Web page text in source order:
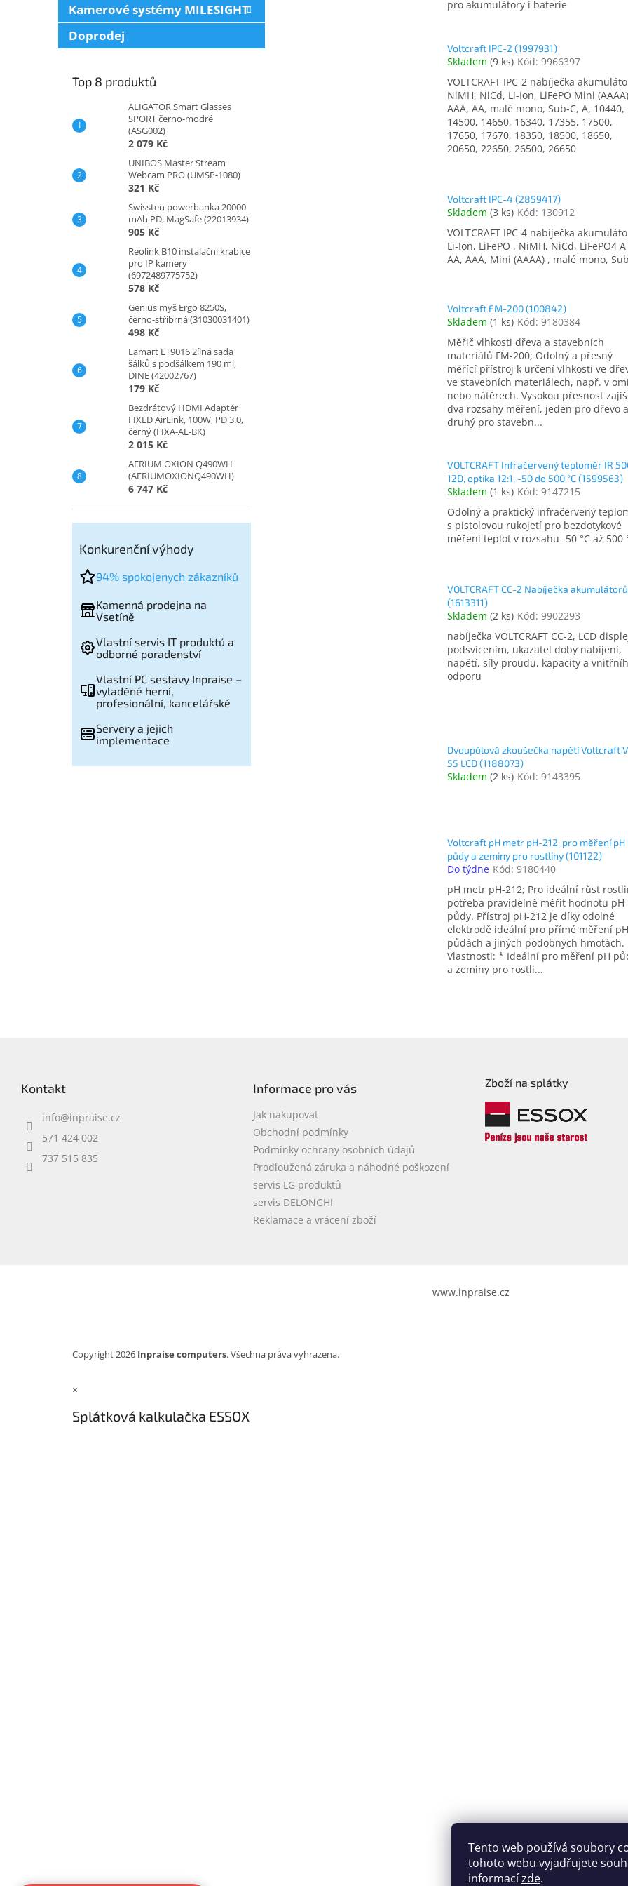
Tento web používá soubory
tohoto webu vyjadřujete
informacízde.
Kamerové systémy MILESIGHT
Doprodej
Top 8 produktů
ALIGATOR Smart Glasses
SPORT černo-modré
(ASG002)
2 079 Kč
UNIBOS Master Stream
Webcam PRO (UMSP-1080)
321 Kč
Swissten powerbanka 20000
mAh PD, MagSafe (22013934)
905 Kč
Reolink B10 instalační krabice
pro IP kamery
(6972489775752)
578 Kč
Genius myš Ergo 8250S,
černo-stříbrná (31030031401)
498 Kč
Lamart LT9016 2ílná sada
šálků s podšálkem 190 ml,
DINE (42002767)
179 Kč
Bezdrátový HDMI Adaptér
FIXED AirLink, 100W, PD 3.0,
černý (FIXA-AL-BK)
2 015 Kč
AERIUM OXION Q490WH
(AERIUMOXIONQ490WH)
6 747 Kč
Konkurenční výhody
94% spokojenych zákazníků
Kamenná prodejna na
Vsetíně
Vlastní servis IT produktů a
odborné poradenství
Vlastní PC sestavy Inpraise –
vyladěné herní,
profesionální, kancelářské
Servery a jejich
implementace
pro akumulátory i baterie
Voltcraft IPC-2 (1997931)
Skladem (9 ks) Kód: 9966397
VOLTCRAFT IPC-2 nabíječka
NiMH, NiCd, Li-Ion, LiFePO Mini
AAA, AA, malé mono, Sub-C, A, 10440,
14500, 14650, 16340, 17355, 17500,
17650, 17670, 18350, 18500, 18650,
20650, 22650, 26500, 26650
Voltcraft IPC-4 (2859417)
Skladem (3 ks) Kód: 130912
VOLTCRAFT IPC-4 nabíječka
Li-Ion, LiFePO , NiMH, NiCd, LiFePO4
AA, AAA, Mini (AAAA) , malé mono,
Voltcraft FM-200 (100842)
Skladem (1 ks) Kód: 9180384
Měřič vlhkosti dřeva a stavebních
materiálů FM-200; Odolný a přesný
měřící přístroj k určení vlhkosti ve
ve stavebních materiálech, např. v
nebo nátěrech. Vysokou přesnost
dva rozsahy měření, jeden pro dřevo a
druhý pro stavebn...
VOLTCRAFT Infračervený teploměr IR
12D, optika 12:1, -50 do 500 °C (1599563)
Skladem (1 ks) Kód: 9147215
Odolný a praktický infračervený
s pistolovou rukojetí pro bezdotykové
měření teplot v rozsahu -50 °C až 500
VOLTCRAFT CC-2 Nabíječka akumulátorů
(1613311)
Skladem (2 ks) Kód: 9902293
nabíječka VOLTCRAFT CC-2, LCD
podsvícením, ukazatel doby nabíjení,
napětí, síly proudu, kapacity a
odporu
Dvoupólová zkoušečka napětí Voltcraft
55 LCD (1188073)
Skladem (2 ks) Kód: 9143395
Voltcraft pH metr pH-212, pro měření pH
půdy a zeminy pro rostliny (101122)
Do týdne Kód: 9180440
pH metr pH-212; Pro ideální růst
potřeba pravidelně měřit hodnotu pH
půdy. Přístroj pH-212 je díky odolné
elektrodě ideální pro přímé měření
půdách a jiných podobných hmotách.
Vlastnosti: * Ideální pro měření pH
a zeminy pro rostli...
r
k
Kontakt
info@inpraise.cz
571 424 002
737 515 835
Informace pro vás
Jak nakupovat
Obchodní podmínky
Podmínky ochrany osobních údajů
Prodloužená záruka a náhodné poškození
servis LG produktů
servis DELONGHI
Reklamace a vrácení zboží
Zboží na splátky
www.inpraise.cz
Copyright 2026 Inpraise computers. Všechna práva vyhrazena.
×
Splátková kalkulačka ESSOX